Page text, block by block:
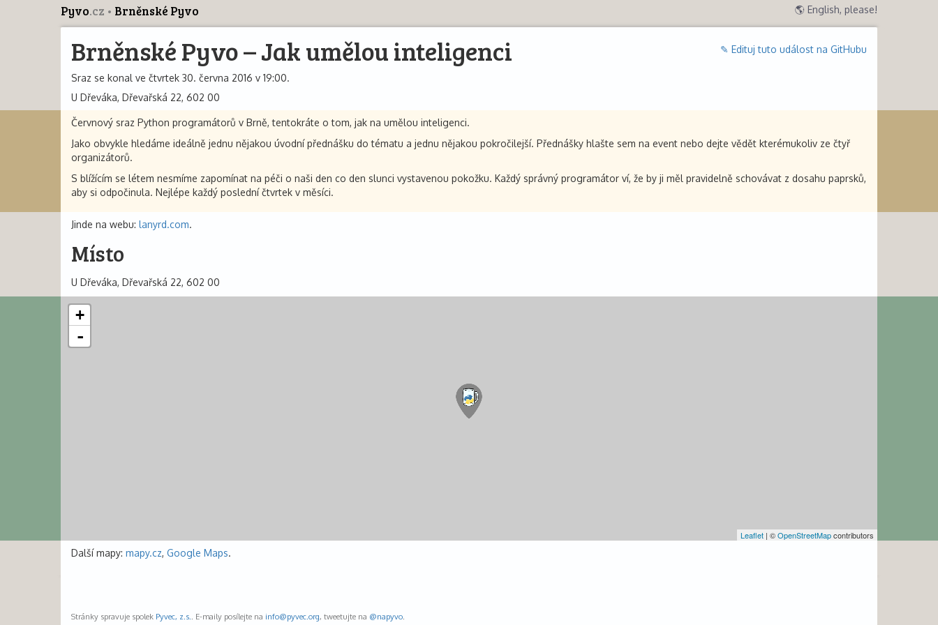
Pyvo.cz Brněnské Pyvo 🌎 English, please!
✎ Edituj tuto událost na GitHubu
Brněnské Pyvo – Jak umělou inteligenci
Sraz se konal ve čtvrtek 30. června 2016 v 19:00.
U Dřeváka, Dřevařská 22, 602 00
Červnový sraz Python programátorů v Brně, tentokráte o tom, jak na umělou inteligenci.
Jako obvykle hledáme ideálně jednu nějakou úvodní přednášku do tématu a jednu nějakou pokročilejší. Přednášky hlašte sem na event nebo dejte vědět kterémukoliv ze čtyř
organizátorů.
S blížícím se létem nesmíme zapomínat na péči o naši den co den slunci vystavenou pokožku. Každý správný programátor ví, že by ji měl pravidelně schovávat z dosahu paprsků,
aby si odpočinula. Nejlépe každý poslední čtvrtek v měsíci.
Jinde na webu: lanyrd.com.
Místo
U Dřeváka, Dřevařská 22, 602 00
+
-
Leaflet | ©OpenStreetMapcontributors
Další mapy: mapy.cz, Google Maps.
Stránky spravuje spolek Pyvec, z.s. . E-maily posílejte na info@pyvec.org, tweetujte na @napyvo